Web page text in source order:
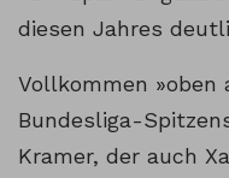
diesen Jahres
Vollkommen »oben
Bundesliga-
Kramer, der auch